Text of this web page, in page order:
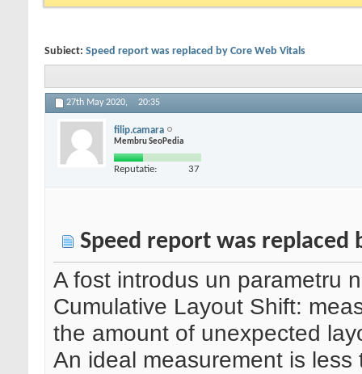
Subiect: Speed report was replaced by Core Web Vitals
27th May 2020, 20:35
filip.camara
Membru SeoPedia
Reputatie: 37
Speed report was replaced
A fost introdus un parametru
Cumulative Layout Shift:
the amount of unexpected
An ideal measurement is less